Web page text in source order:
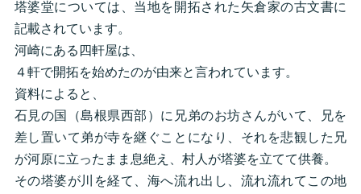
塔婆堂については、当地を開拓された矢倉家の古文書に
記載されています。
河崎にある四軒屋は、
４軒で開拓を始めたのが由来と言われています。
資料によると、
石見の国（島根県西部）に兄弟のお坊さんがいて、兄を
差し置いて弟が寺を継ぐことになり、それを悲観した兄
が河原に立ったまま息絶え、村人が塔婆を立てて供養。
その塔婆が川を経て、海へ流れ出し、流れ流れてこの地